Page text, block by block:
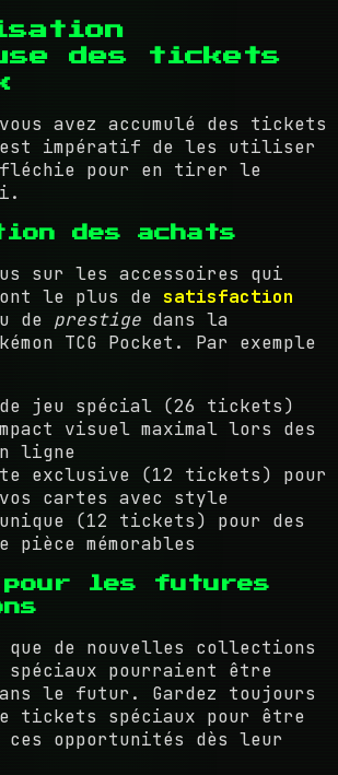
des tickets
avez accumulé des tickets
impératif de les utiliser
pour en tirer le
des achats
sur les accessoires qui
le plus de satisfaction
de prestige dans la
TCG Pocket. Par exemple
jeu spécial (26 tickets)
visuel maximal lors des
ligne
exclusive (12 tickets) pour
cartes avec style
(12 tickets) pour des
pièce mémorables
pour les futures
que de nouvelles collections
spéciaux pourraient être
le futur. Gardez toujours
tickets spéciaux pour être
opportunités dès leur